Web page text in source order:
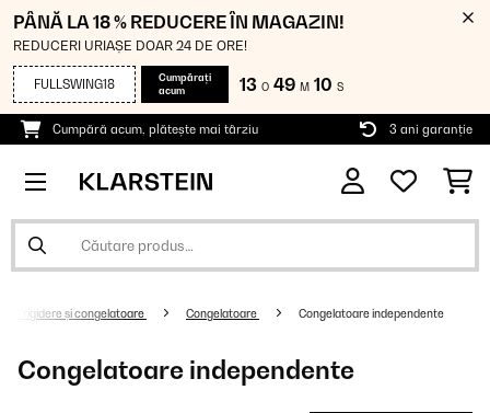
PÂNĂ LA 18 % REDUCERE ÎN MAGAZIN!
REDUCERI URIAȘE DOAR 24 DE ORE!
FULLSWING18
Cumpărați
acum
13 O 49 M 10 S
Cumpără acum, plătește mai târziu 3 ani garanție
Frigidere și congelatoare Congelatoare Congelatoare independente
Congelatoare independente